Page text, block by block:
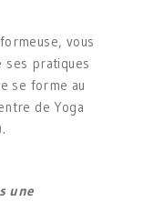
vous
ses pratiques
se forme au
de Yoga
une